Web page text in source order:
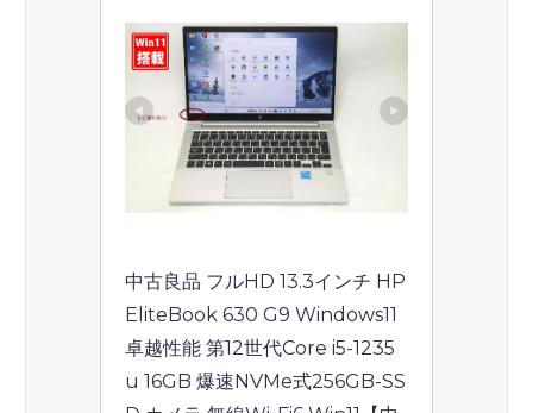
中古良品 フルHD 13.3インチ HP
EliteBook 630 G9 Windows11
卓越性能 第12世代Core i5-1235
u 16GB 爆速NVMe式256GB-SS